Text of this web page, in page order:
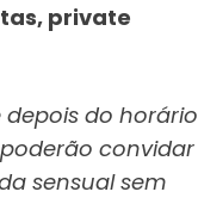
private
depois do horário
convidar
sensual sem